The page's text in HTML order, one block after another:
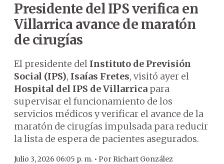
Presidente del IPS verifica en
Villarrica avance de maratón
de cirugías
El presidente del Instituto de Previsión
Social (IPS), Isaías Fretes, visitó ayer el
Hospital del IPS de Villarrica para
supervisar el funcionamiento de los
servicios médicos y verificar el avance de la
maratón de cirugías impulsada para reducir
la lista de espera de pacientes asegurados.
Julio 3, 2026 06:05 p. m. • Por Richart González